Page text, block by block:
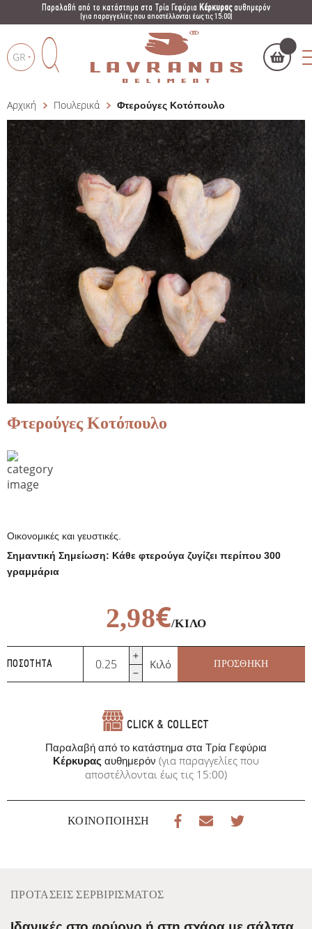
Παραλαβή από το κατάστημα στα Τρία Γεφύρια Κέρκυραςαυθημερόν
(για παραγγελίες που αποστέλλονται έως τις 15:00)
GR
Products
search
Το καλάθι μου ()
ΑΓΌΡΑΣΕ ΤΏΡΑ
Αρχική Πουλερικά Φτερούγες Κοτόπουλο
Φτερούγες Κοτόπουλο
Οικονομικές και γευστικές.
Σημαντική Σημείωση: Κάθε φτερούγα ζυγίζει περίπου 300
γραμμάρια
2,98€/ΚΙΛΌ
ΠΟΣΌΤΗΤΑ
Φτερούγες
Κοτόπουλο
ποσότητα
Κιλό ΠΡΟΣΘΉΚΗ
CLICK & COLLECT
Παραλαβή από το κατάστημα στα Τρία Γεφύρια
Κέρκυρας αυθημερόν (για παραγγελίες που
αποστέλλονται έως τις 15:00)
ΚΟΙΝΟΠΟΊΗΣΗ
ΠΡΟΤΆΣΕΙΣ ΣΕΡΒΙΡΊΣΜΑΤΟΣ